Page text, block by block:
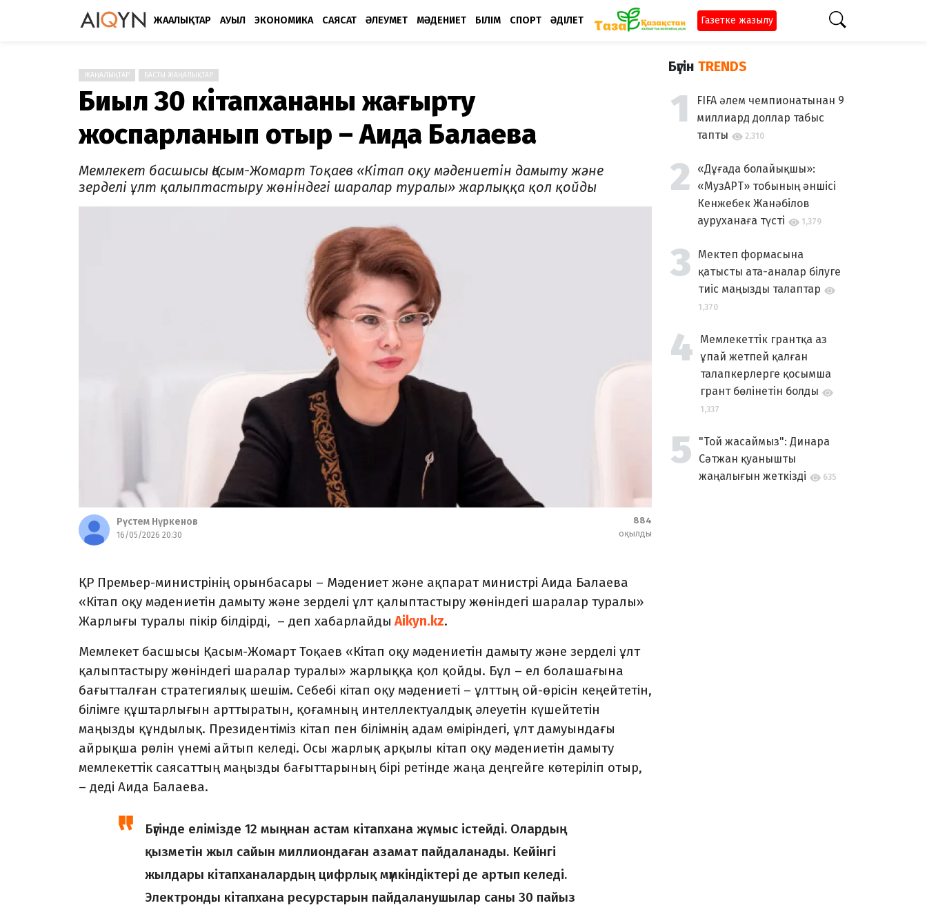
ЖАҢАЛЫҚТАР АУЫЛ ЭКОНОМИКА САЯСАТ ӘЛЕУМЕТ МӘДЕНИЕТ БІЛІМ СПОРТ ӘДІЛЕТ Газетке жазылу
ЖАҢАЛЫҚТАР БАСТЫ ЖАҢАЛЫҚТАР
Биыл 30 кітапхананы жаңғырту
жоспарланып отыр – Аида Балаева
Мемлекет басшысы Қасым-Жомарт Тоқаев «Кітап оқу мәдениетін дамыту және
зерделі ұлт қалыптастыру жөніндегі шаралар туралы» жарлыққа қол қойды
Рүстем Нүркенов
16/05/2026 20:30
884
оқылды
ҚР Премьер-министрінің орынбасары – Мәдениет және ақпарат министрі Аида Балаева
«Кітап оқу мәдениетін дамыту және зерделі ұлт қалыптастыру жөніндегі шаралар туралы»
Жарлығы туралы пікір білдірді, – деп хабарлайды Aikyn.kz.
Мемлекет басшысы Қасым-Жомарт Тоқаев «Кітап оқу мәдениетін дамыту және зерделі ұлт
қалыптастыру жөніндегі шаралар туралы» жарлыққа қол қойды. Бұл – ел болашағына
бағытталған стратегиялық шешім. Себебі кітап оқу мәдениеті – ұлттың ой-өрісін кеңейтетін,
білімге құштарлығын арттыратын, қоғамның интеллектуалдық әлеуетін күшейтетін
маңызды құндылық. Президентіміз кітап пен білімнің адам өміріндегі, ұлт дамуындағы
айрықша рөлін үнемі айтып келеді. Осы жарлық арқылы кітап оқу мәдениетін дамыту
мемлекеттік саясаттың маңызды бағыттарының бірі ретінде жаңа деңгейге көтеріліп отыр,
– деді Аида Балаева.
Бүгінде елімізде 12 мыңнан астам кітапхана жұмыс істейді. Олардың
қызметін жыл сайын миллиондаған азамат пайдаланады. Кейінгі
жылдары кітапханалардың цифрлық мүмкіндіктері де артып келеді.
Электронды кітапхана ресурстарын пайдаланушылар саны 30 пайыз
Бүгін TRENDS
FIFA әлем чемпионатынан 9
миллиард доллар табыс
тапты
2,310
«Дұғада болайықшы»:
«МузАРТ» тобының әншісі
Кенжебек Жанәбілов
ауруханаға түсті
1,379
Мектеп формасына
қатысты ата-аналар білуге
тиіс маңызды талаптар
1,370
Мемлекеттік грантқа аз
ұпай жетпей қалған
талапкерлерге қосымша
грант бөлінетін болды
1,337
"Той жасаймыз": Динара
Сәтжан қуанышты
жаңалығын жеткізді
635